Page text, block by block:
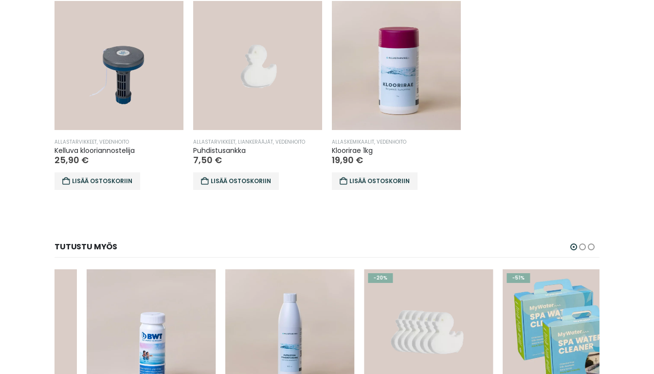
ALLASTARVIKKEET, VEDENHOITO
Kelluva klooriannostelija
25,90 €
LISÄÄ OSTOSKORIIN
ALLASTARVIKKEET, LIANKERÄÄJÄT, VEDENHOITO
Puhdistusankka
7,50 €
LISÄÄ OSTOSKORIIN
ALLASKEMIKAALIT, VEDENHOITO
Kloorirae 1kg
19,90 €
LISÄÄ OSTOSKORIIN
TUTUSTU MYÖS